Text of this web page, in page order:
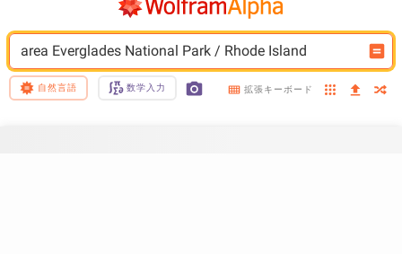
area Everglades National Park / Rhode Island
自然言語 数学入力 拡張キーボード